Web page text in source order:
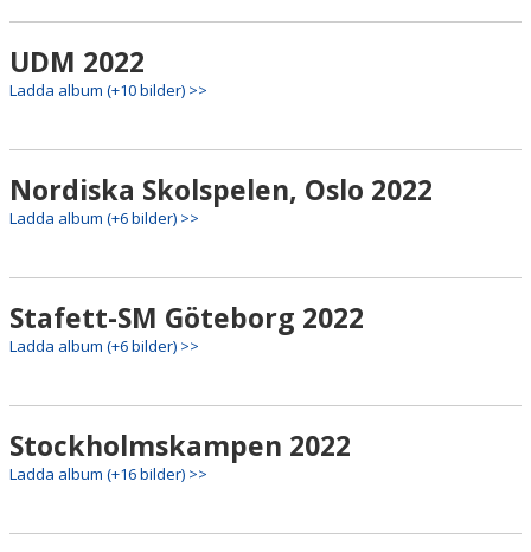
UDM 2022
Ladda album (+10 bilder) >>
Nordiska Skolspelen, Oslo 2022
Ladda album (+6 bilder) >>
Stafett-SM Göteborg 2022
Ladda album (+6 bilder) >>
Stockholmskampen 2022
Ladda album (+16 bilder) >>